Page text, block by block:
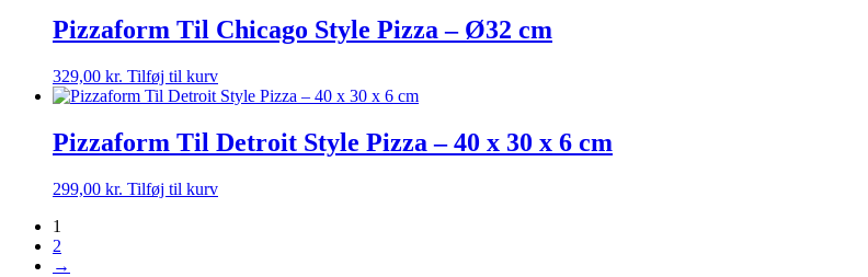
Pizzaform Til Chicago Style Pizza – Ø32 cm
329,00 kr. Tilføj til kurv
Pizzaform Til Detroit Style Pizza – 40 x 30 x 6 cm
299,00 kr. Tilføj til kurv
1
2
→